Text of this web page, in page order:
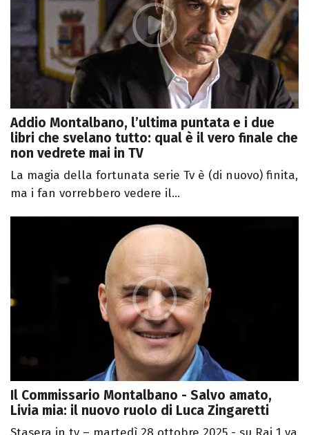
Addio Montalbano, l’ultima puntata e i due
libri che svelano tutto: qual è il vero finale che
non vedrete mai in TV
La magia della fortunata serie Tv è (di nuovo) finita,
ma i fan vorrebbero vedere il...
Il Commissario Montalbano - Salvo amato,
Livia mia: il nuovo ruolo di Luca Zingaretti